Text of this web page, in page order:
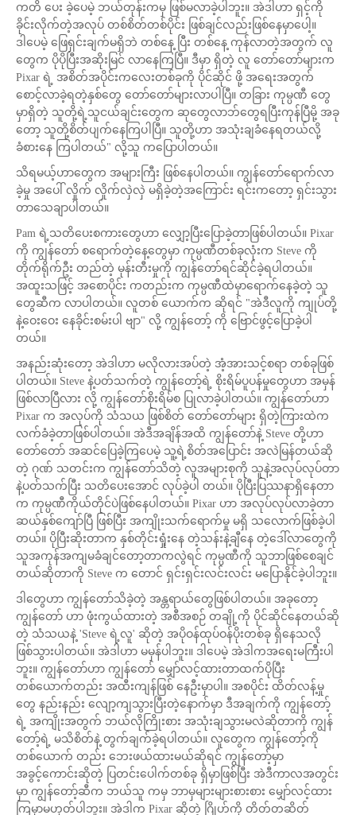
ကတိ ပေး ခဲ့ပေမဲ့ ဘယ်တုန်းကမှ ဖြစ်မလာခဲ့ပါဘူး။ အဲဒါဟာ ရှင့်ကို
ခိုင်းလိုက်တဲ့အလုပ် တစ်စိတ်တစ်ပိုင်း ဖြစ်ချင်လည်းဖြစ်နေမှာပေါ့။
ဒါပေမဲ့ ဖြေရှင်းချက်မရှိဘဲ တစ်နေ့ ပြီး တစ်နေ့ ကုန်လာတဲ့အတွက် လူ
တွေက ပိုပိုပြီးအဆိုးမြင် လာနေကြပြီ။ ဒီမှာ ရှိတဲ့ လူ တော်တော်များက
Pixar ရဲ့ အစိတ်အပိုင်းကလေးတစ်ခုကို ပိုင်ဆိုင် ဖို့ အရေးအတွက်
စောင့်လာခဲ့ရတဲ့နှစ်တွေ တော်တော်များလာပါပြီ။ တခြား ကုမ္ပဏီ တွေ
မှာရှိတဲ့ သူတို့ရဲ့သူငယ်ချင်းတွေက ဆုတွေလာဘ်တွေရပြီးကုန်ပြီမို့ အခု
တော့ သူတို့စိတ်ပျက်နေကြပါပြီ။ သူတို့ဟာ အသုံးချခံနေရတယ်လို့
ခံစားနေ ကြပါတယ်" လို့သူ ကပြောပါတယ်။
သိရမယ့်ဟာတွေက အများကြီး ဖြစ်နေပါတယ်။ ကျွန်တော်ရောက်လာ
ခဲ့မှု အပေါ် လှိုက် လှိုက်လှဲလှဲ မရှိခဲ့တဲ့အကြောင်း ရင်းကတော့ ရှင်းသွား
တာသေချာပါတယ်။
Pam ရဲ့သတိပေးစကားတွေဟာ လျှော့ပြီးပြောခဲ့တာဖြစ်ပါတယ်။ Pixar
ကို ကျွန်တော် စရောက်တဲ့နေ့တွေမှာ ကုမ္ပဏီတစ်ခုလုံးက Steve ကို
တိုက်ရိုက်ဦး တည်တဲ့ မုန်းတီးမှုကို ကျွန်တော်ရင်ဆိုင်ခဲ့ရပါတယ်။
အထူးသဖြင့် အစောပိုင်း ကတည်းက ကုမ္ပဏီထဲမှာရောက်နေခဲ့တဲ့ သူ
တွေဆီက လာပါတယ်။ လူတစ် ယောက်က ဆိုရင် "အဲဒီလူကို ကျုပ်တို့
နဲ့ဝေးဝေး နေခိုင်းစမ်းပါ ဗျာ" လို့ ကျွန်တော့် ကို ဗြောင်ဖွင့်ပြောခဲ့ပါ
တယ်။
အနည်းဆုံးတော့ အဲဒါဟာ မလိုလားအပ်တဲ့ အံ့အားသင့်စရာ တစ်ခုဖြစ်
ပါတယ်။ Steve နဲ့ပတ်သက်တဲ့ ကျွန်တော့်ရဲ့ စိုးရိမ်ပူပန်မှုတွေဟာ အမှန်
ဖြစ်လာပြီလား လို့ ကျွန်တော်စိုးရိမ်စ ပြုလာခဲ့ပါတယ်။ ကျွန်တော်ဟာ
Pixar က အလုပ်ကို သံသယ ဖြစ်စိတ် တော်တော်များ ရှိတဲ့ကြားထဲက
လက်ခံခဲ့တာဖြစ်ပါတယ်။ အဲဒီအချိန်အထိ ကျွန်တော်နဲ့ Steve တို့ဟာ
တော်တော် အဆင်ပြေခဲ့ကြပေမဲ့ သူ့ရဲ့စိတ်အပြောင်း အလဲမြန်တယ်ဆို
တဲ့ ဂုဏ် သတင်းက ကျွန်တော်သိတဲ့ လူအများစုကို သူနဲ့အလုပ်လုပ်တာ
နဲ့ပတ်သက်ပြီး သတိပေးအောင် လုပ်ခဲ့ပါ တယ်။ ပိုပြီးပြဿနာရှိနေတာ
က ကုမ္ပဏီကိုယ်တိုင်ပဲဖြစ်နေပါတယ်။ Pixar ဟာ အလုပ်လုပ်လာခဲ့တာ
ဆယ်နှစ်ကျော်ပြီ ဖြစ်ပြီး အကျိုးသက်ရောက်မှု မရှိ သလောက်ဖြစ်ခဲ့ပါ
တယ်။ ပိုပြီးဆိုးတာက နှစ်တိုင်းရှုံးနေ တဲ့သန်းနဲ့ချီနေ တဲ့ဒေါ်လာတွေကို
သူအကုန်အကျမခံချင်တော့တာကလွဲရင် ကုမ္ပဏီကို သူဘာဖြစ်စေချင်
တယ်ဆိုတာကို Steve က တောင် ရှင်းရှင်းလင်းလင်း မပြောနိုင်ခဲ့ပါဘူး။
ဒါတွေဟာ ကျွန်တော်သိခဲ့တဲ့ အန္တရာယ်တွေဖြစ်ပါတယ်။ အခုတော့
ကျွန်တော် ဟာ ဖုံးကွယ်ထားတဲ့ အစီအစဉ် တချို့ကို ပိုင်ဆိုင်နေတယ်ဆို
တဲ့ သံသယနဲ့ 'Steve ရဲ့လူ' ဆိုတဲ့ အပိုဝန်ထုပ်ဝန်ပိုးတစ်ခု ရှိနေသလို
ဖြစ်သွားပါတယ်။ အဲဒါဟာ မမှန်ပါဘူး။ ဒါပေမဲ့ အဲဒါကအရေးမကြီးပါ
ဘူး။ ကျွန်တော်ဟာ ကျွန်တော် မျှော်လင့်ထားတာထက်ပိုပြီး
တစ်ယောက်တည်း အထီးကျန်ဖြစ် နေဦးမှာပါ။ အစပိုင်း ထိတ်လန့်မှု
တွေ နည်းနည်း လျော့ကျသွားပြီးတဲ့နောက်မှာ ဒီအချက်ကို ကျွန်တော့်
ရဲ့ အကျိုးအတွက် ဘယ်လိုကြိုးစား အသုံးချသွားမလဲဆိုတာကို ကျွန်
တော့်ရဲ့ မသိစိတ်နဲ့ တွက်ချက်ခဲ့ရပါတယ်။ လူတွေက ကျွန်တော့်ကို
တစ်ယောက် တည်း ဘေးဖယ်ထားမယ်ဆိုရင် ကျွန်တော့်မှာ
အခွင့်ကောင်းဆိုတဲ့ ပြတင်းပေါက်တစ်ခု ရှိမှာဖြစ်ပြီး အဲဒီကာလအတွင်း
မှာ ကျွန်တော့်ဆီက ဘယ်သူ ကမှ ဘာမှများများစားစား မျှော်လင့်ထား
ကြမှာမဟုတ်ပါဘူး။ အဲဒါက Pixar ဆိုတဲ့ ဂြိုဟ်ကို တိတ်တဆိတ်